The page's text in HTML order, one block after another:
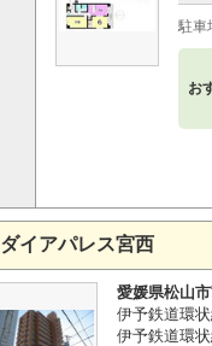
駐車
お
ダイアパレス宮西
愛媛県松山
伊予鉄道環
伊予鉄道環